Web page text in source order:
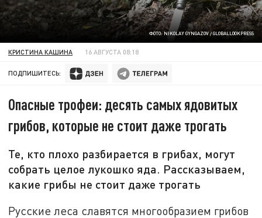
ФОТО: NIKOLAY GYNGAZOV / GLOBALLOOKPRESS
КРИСТИНА КАШИНА 16 АВГУСТА 08:18
ПОДПИШИТЕСЬ:
Опасные трофеи: десять самых ядовитых
грибов, которые не стоит даже трогать
Те, кто плохо разбирается в грибах, могут
собрать целое лукошко яда. Рассказываем,
какие грибы не стоит даже трогать
Русские леса славятся многообразием грибов